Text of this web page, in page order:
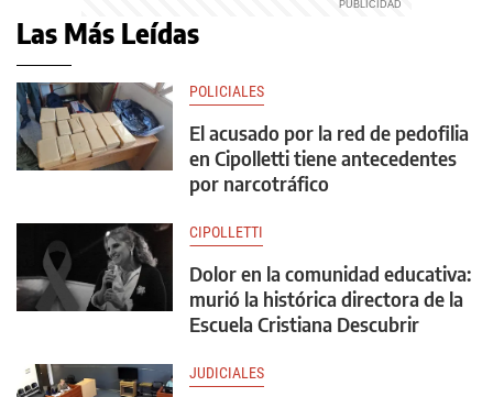
Las Más Leídas
POLICIALES
El acusado por la red de pedofilia
en Cipolletti tiene antecedentes
por narcotráfico
CIPOLLETTI
Dolor en la comunidad educativa:
murió la histórica directora de la
Escuela Cristiana Descubrir
JUDICIALES